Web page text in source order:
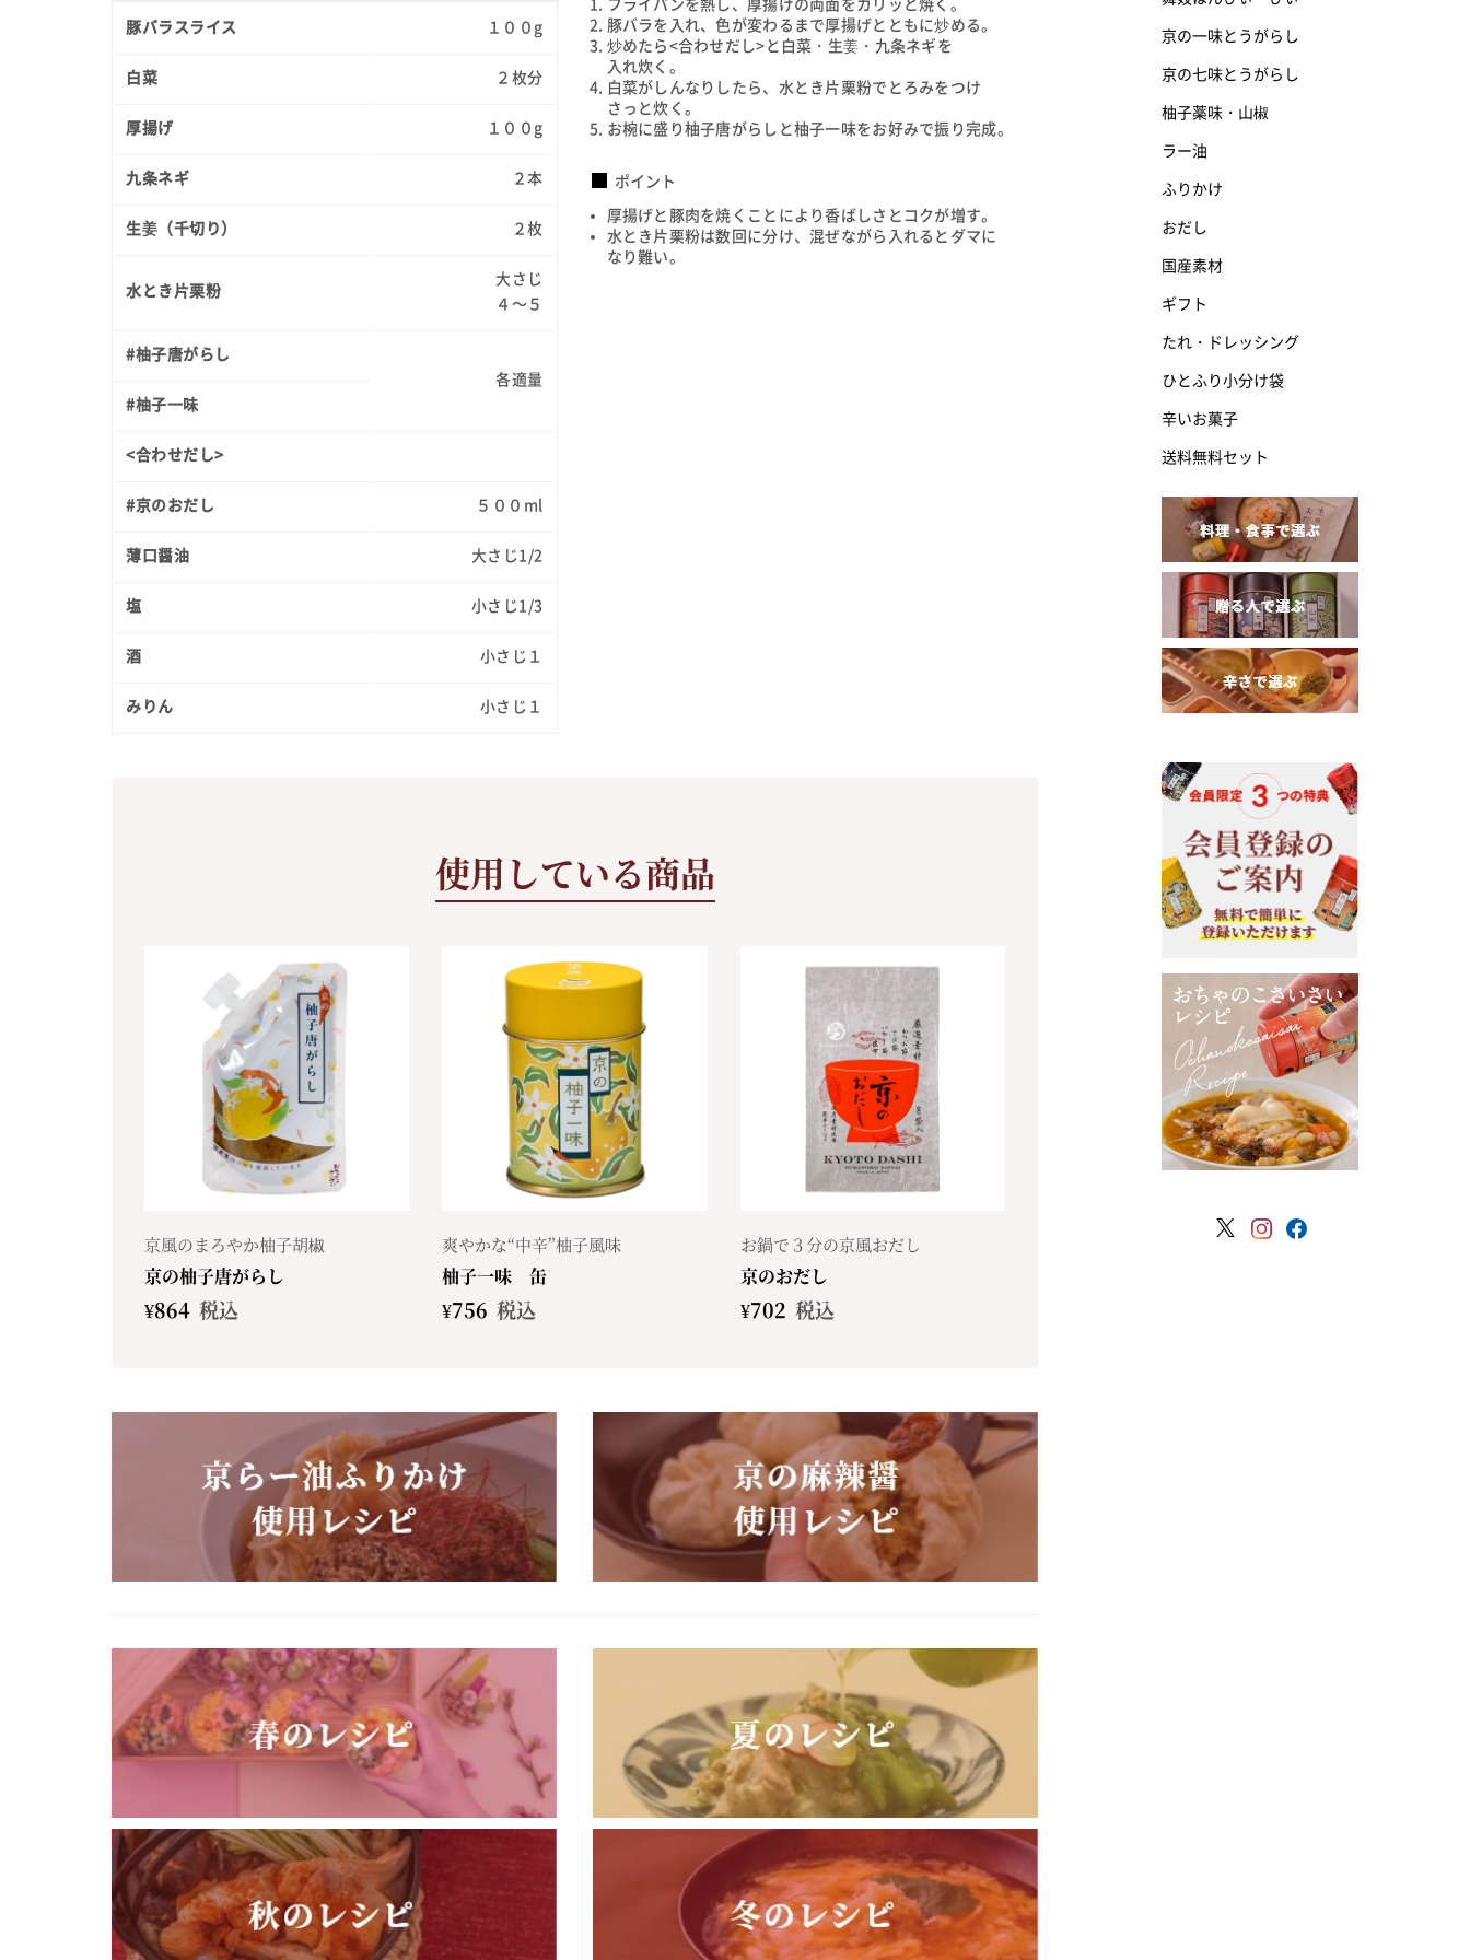
豚バラスライス １００g
白菜 ２枚分
厚揚げ １００g
九条ネギ ２本
生姜（千切り） ２枚
水とき片栗粉
大さじ
４～５
#柚子唐がらし
各適量
#柚子一味
<合わせだし>
#京のおだし ５００ml
薄口醤油 大さじ1/2
塩 小さじ1/3
酒 小さじ１
みりん 小さじ１
フライパンを熱し、厚揚げの両面をカリッと焼く。
豚バラを入れ、色が変わるまで厚揚げとともに炒める。
炒めたら<合わせだし>と白菜・生姜・九条ネギを
入れ炊く。
白菜がしんなりしたら、水とき片栗粉でとろみをつけ
さっと炊く。
お椀に盛り柚子唐がらしと柚子一味をお好みで振り完成。
ポイント
厚揚げと豚肉を焼くことにより香ばしさとコクが増す。
水とき片栗粉は数回に分け、混ぜながら入れるとダマに
なり難い。
使用している商品
京風のまろやか柚子胡椒
京の柚子唐がらし
¥864 税込
爽やかな“中辛”柚子風味
柚子一味 缶
¥756 税込
お鍋で３分の京風おだし
京のおだし
¥702 税込
京の一味とうがらし
京の七味とうがらし
柚子薬味・山椒
ラー油
ふりかけ
おだし
国産素材
ギフト
たれ・ドレッシング
ひとふり小分け袋
辛いお菓子
送料無料セット